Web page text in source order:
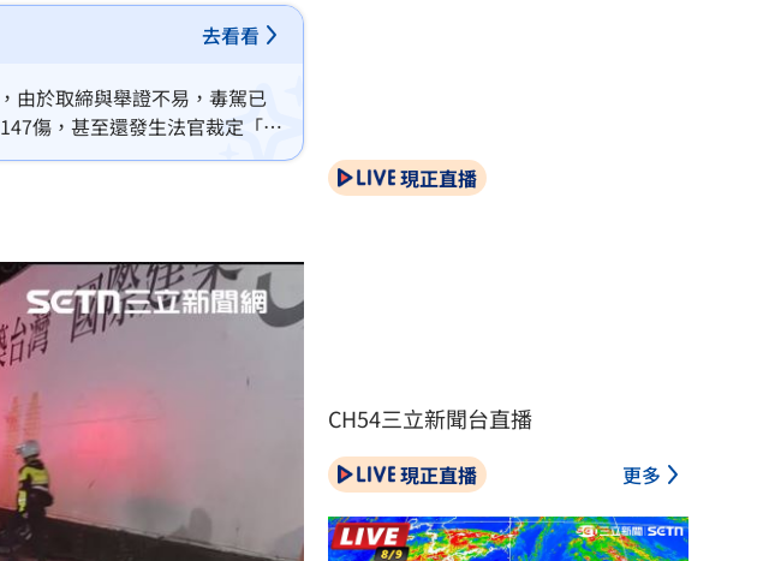
去看看
由於取締與舉證不易，毒駕已
傷，甚至還發生法官裁定「無
現正直播
CH54三立新聞台直播
現正直播 更多